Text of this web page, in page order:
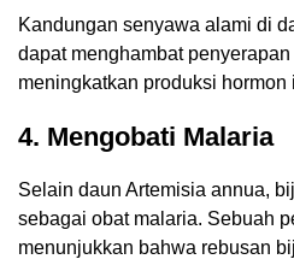
Kandungan senyawa alami di
dapat menghambat
meningkatkan produksi
4. Mengobati Malaria
Selain daun Artemisia annua,
sebagai obat malaria. Sebuah
menunjukkan bahwa rebusan